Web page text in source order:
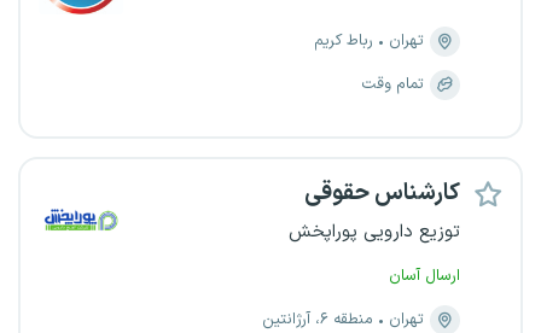
تهران
رباط کریم
تمام وقت
کارشناس حقوقی
توزیع دارویی پوراپخش
ارسال آسان
تهران
منطقه ۶، آرژانتین